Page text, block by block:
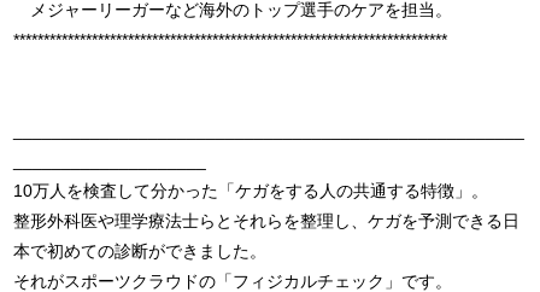
メジャーリーガーなど海外のトップ選手のケアを担当。
************************************************************************
10万人を検査して分かった「ケガをする人の共通する特徴」。
整形外科医や理学療法士らとそれらを整理し、ケガを予測できる日
本で初めての診断ができました。
それがスポーツクラウドの「フィジカルチェック」です。